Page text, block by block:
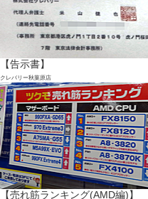
【告示書】
クレバリー秋葉原店
【売れ筋ランキング(AMD編)】